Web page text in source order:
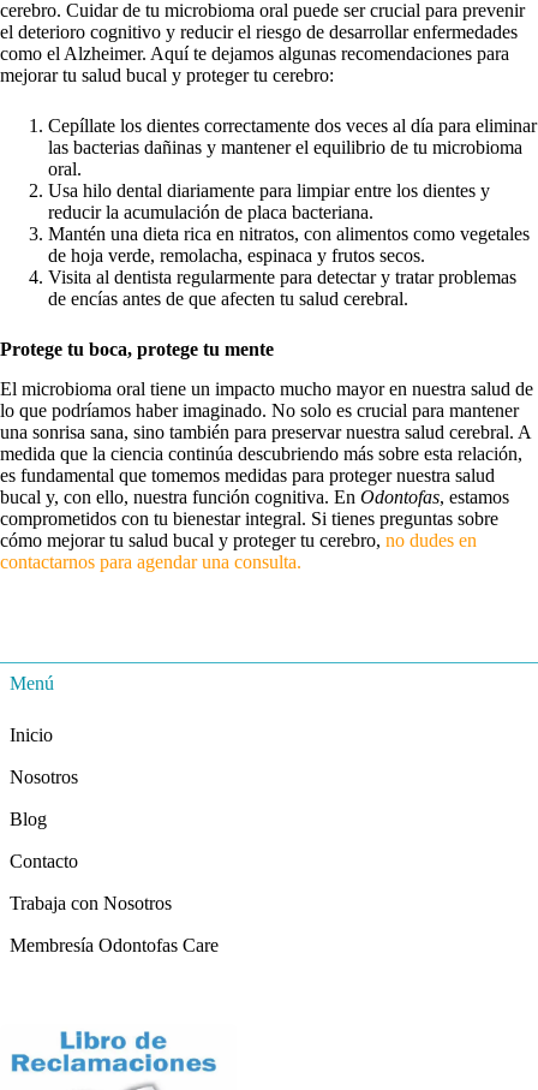
cerebro. Cuidar de tu microbioma oral puede ser crucial para prevenir
el deterioro cognitivo y reducir el riesgo de desarrollar enfermedades
como el Alzheimer. Aquí te dejamos algunas recomendaciones para
mejorar tu salud bucal y proteger tu cerebro:
Cepíllate los dientes correctamente dos veces al día para eliminar
las bacterias dañinas y mantener el equilibrio de tu microbioma
oral.
Usa hilo dental diariamente para limpiar entre los dientes y
reducir la acumulación de placa bacteriana.
Mantén una dieta rica en nitratos, con alimentos como vegetales
de hoja verde, remolacha, espinaca y frutos secos.
Visita al dentista regularmente para detectar y tratar problemas
de encías antes de que afecten tu salud cerebral.
Protege tu boca, protege tu mente
El microbioma oral tiene un impacto mucho mayor en nuestra salud de
lo que podríamos haber imaginado. No solo es crucial para mantener
una sonrisa sana, sino también para preservar nuestra salud cerebral. A
medida que la ciencia continúa descubriendo más sobre esta relación,
es fundamental que tomemos medidas para proteger nuestra salud
bucal y, con ello, nuestra función cognitiva. En Odontofas, estamos
comprometidos con tu bienestar integral. Si tienes preguntas sobre
cómo mejorar tu salud bucal y proteger tu cerebro, no dudes en
contactarnos para agendar una consulta.
Menú
Inicio
Nosotros
Blog
Contacto
Trabaja con Nosotros
Membresía Odontofas Care